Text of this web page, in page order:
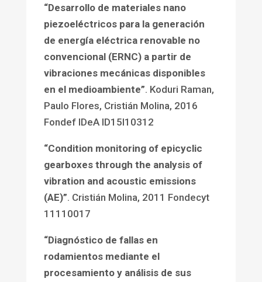
“Desarrollo de materiales nano
piezoeléctricos para la generación
de energía eléctrica renovable no
convencional (ERNC) a partir de
vibraciones mecánicas disponibles
en el medioambiente”. Koduri Raman,
Paulo Flores, Cristián Molina, 2016
Fondef IDeA ID15I10312
“Condition monitoring of epicyclic
gearboxes through the analysis of
vibration and acoustic emissions
(AE)”. Cristián Molina, 2011 Fondecyt
11110017
“Diagnóstico de fallas en
rodamientos mediante el
procesamiento y análisis de sus